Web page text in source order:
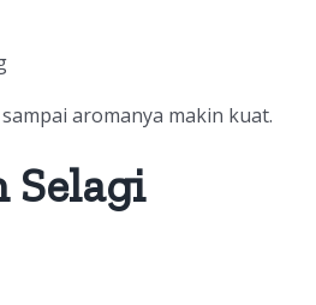
aromanya makin kuat.
Selagi